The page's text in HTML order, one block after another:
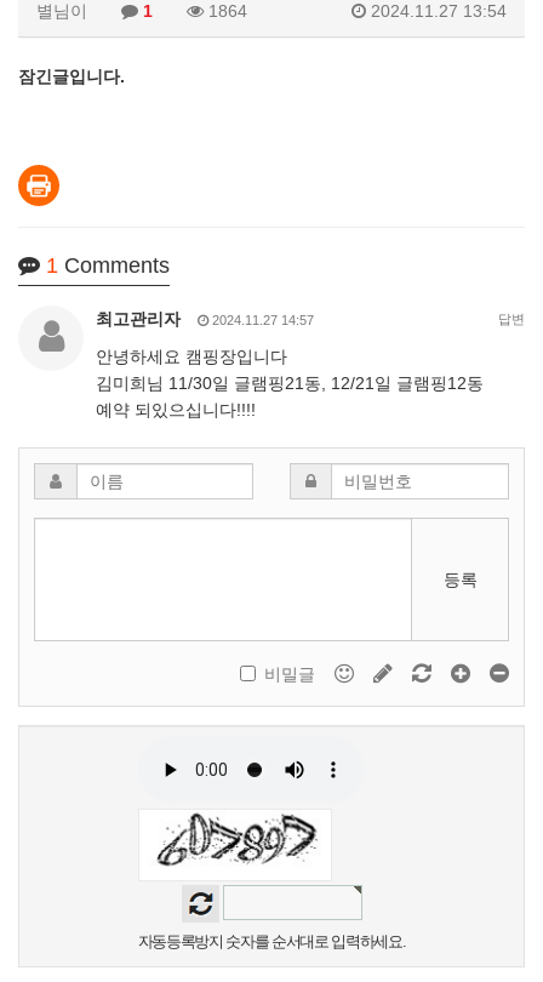
별님이 1 1864 2024.11.27 13:54
잠긴글입니다.
1 Comments
최고관리자 2024.11.27 14:57 답변
안녕하세요 캠핑장입니다
김미희님 11/30일 글램핑21동, 12/21일 글램핑12동
예약 되있으십니다!!!!
등록
비밀글
자동등록방지 숫자를 순서대로 입력하세요.